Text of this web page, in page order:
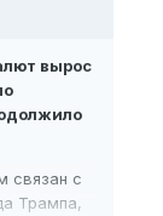
вырос
связан с
Трампа,